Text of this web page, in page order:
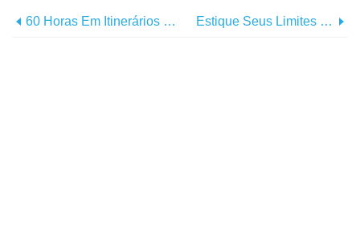
60 Horas Em Itinerários De Myrtle Beach Estique Seus Limites Em Myrtle Beach